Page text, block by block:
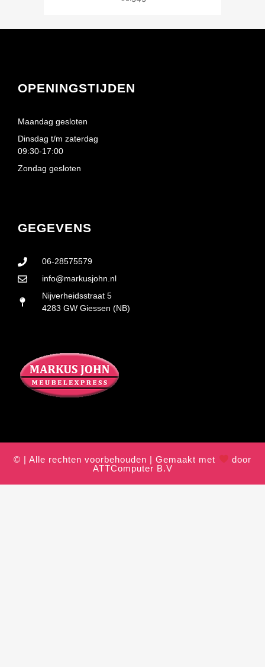
GEGEVENS
06-28575579
info@markusjohn.nl
Nijverheidsstraat 5
4283 GW Giessen (NB)
OPENINGSTIJDEN
Maandag gesloten
Dinsdag t/m zaterdag
09:30-17:00
Zondag gesloten
© | Alle rechten voorbehouden | Gemaakt met
door
ATTComputer B.V